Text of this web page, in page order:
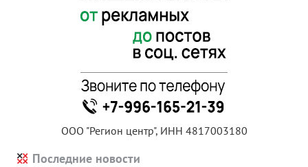
ООО "Регион центр", ИНН 4817003180
Последние новости